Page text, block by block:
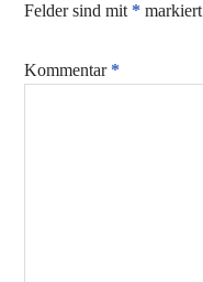
Felder sind mit * markiert
Kommentar *